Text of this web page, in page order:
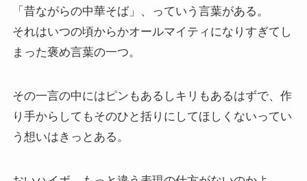
「昔ながらの中華そば」、っていう言葉がある。
それはいつの頃からかオールマイティになりすぎてし
まった褒め言葉の一つ。
その一言の中にはピンもあるしキリもあるはずで、作
り手からしてもそのひと括りにしてほしくないってい
う想いはきっとある。